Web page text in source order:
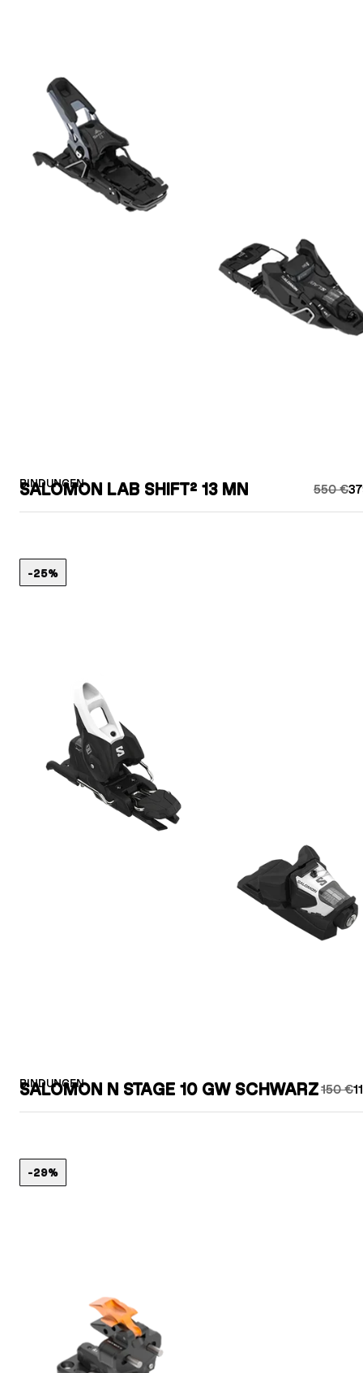
BINDUNGEN
SALOMON LAB SHIFT² 13 MN 550 €
BINDUNGEN
SALOMON N STAGE 10 GW SCHWARZ150 €
-25%
-29%